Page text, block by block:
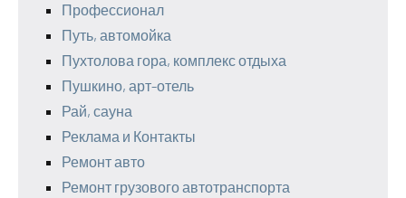
Профессионал
Путь, автомойка
Пухтолова гора, комплекс отдыха
Пушкино, арт-отель
Рай, сауна
Реклама и Контакты
Ремонт авто
Ремонт грузового автотранспорта